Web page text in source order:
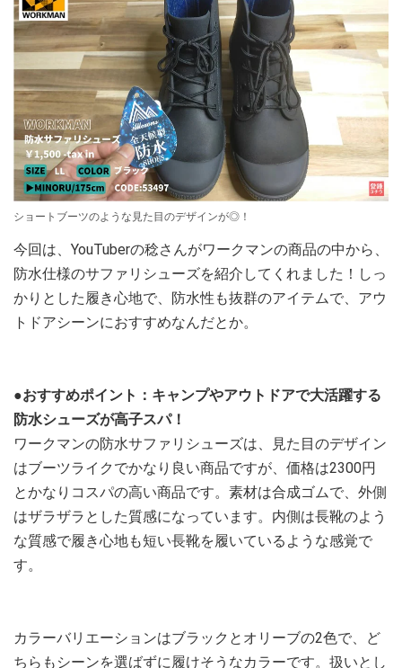
ショートブーツのような見た目のデザインが◎！
今回は、YouTuberの稔さんがワークマンの商品の中から、
防水仕様のサファリシューズを紹介してくれました！しっ
かりとした履き心地で、防水性も抜群のアイテムで、アウ
トドアシーンにおすすめなんだとか。
●おすすめポイント：キャンプやアウトドアで大活躍する
防水シューズが高子スパ！
ワークマンの防水サファリシューズは、見た目のデザイン
はブーツライクでかなり良い商品ですが、価格は2300円
とかなりコスパの高い商品です。素材は合成ゴムで、外側
はザラザラとした質感になっています。内側は長靴のよう
な質感で履き心地も短い長靴を履いているような感覚で
す。
カラーバリエーションはブラックとオリーブの2色で、ど
ちらもシーンを選ばずに履けそうなカラーです。扱いとし